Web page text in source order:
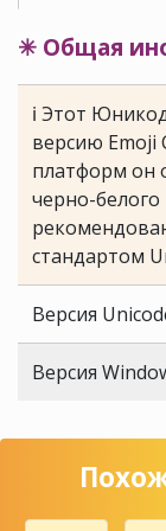
✳ Общая
ℹ Этот
версию Emoji
платформ он
черно-
стандартом
Версия
Версия